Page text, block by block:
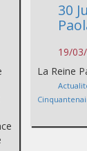
30
19/
La Reine